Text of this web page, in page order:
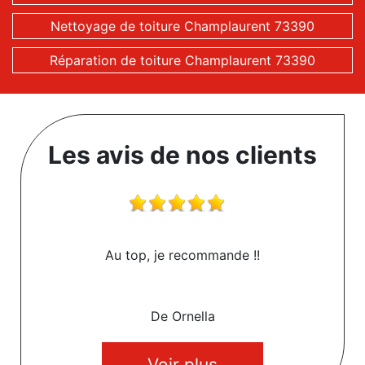
Nettoyage de toiture Champlaurent 73390
Réparation de toiture Champlaurent 73390
Les avis de nos clients
Au top, je recommande !!
De Ornella